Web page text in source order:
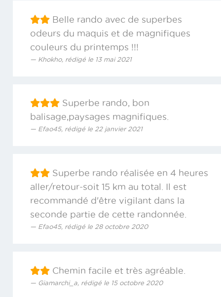
Belle rando avec de superbes
odeurs du maquis et de magnifiques
couleurs du printemps !!!
Khokho, rédigé le 13 mai 2021
Superbe rando, bon
balisage,paysages magnifiques.
Efao45, rédigé le 22 janvier 2021
Superbe rando réalisée en 4 heures
aller/retour-soit 15 km au total. Il est
recommandé d'être vigilant dans la
seconde partie de cette randonnée.
Efao45, rédigé le 28 octobre 2020
Chemin facile et très agréable.
Giamarchi_a, rédigé le 15 octobre 2020